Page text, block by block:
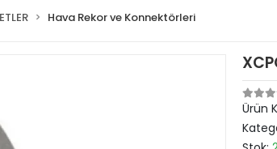
Hava Rekor ve Konnektörleri
Ürün